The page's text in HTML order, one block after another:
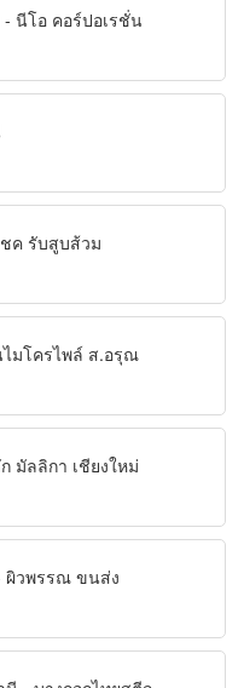
นีโอ คอร์ปอเรชั่น
ค รับสูบส้วม
ไมโครไพล์ ส.อรุณ
มัลลิกา เชียงใหม่
ผิวพรรณ ขนส่ง